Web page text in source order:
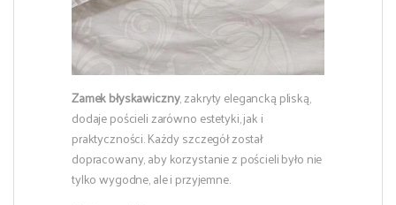
Zamek błyskawiczny, zakryty elegancką pliską,
dodaje pościeli zarówno estetyki, jak i
praktyczności. Każdy szczegół został
dopracowany, aby korzystanie z pościeli było nie
tylko wygodne, ale i przyjemne.